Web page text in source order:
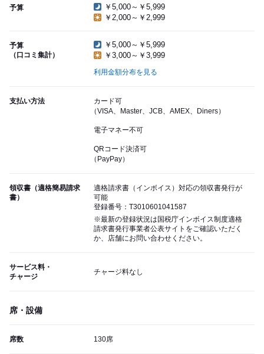
予算
￥5,000～￥5,999
￥2,000～￥2,999
予算
（口コミ集計）
￥5,000～￥5,999
￥3,000～￥3,999
利用金額分布を見る
支払い方法
カード可
（VISA、Master、JCB、AMEX、Diners）
電子マネー不可
QRコード決済可
（PayPay）
領収書（適格簡易請求
書）
適格請求書（インボイス）対応の領収書発行が
可能
登録番号：T3010601041587
※最新の登録状況は国税庁インボイス制度適格
請求書発行事業者公表サイトをご確認いただく
か、店舗にお問い合わせください。
サービス料・
チャージ
チャージ料なし
席・設備
席数 130席